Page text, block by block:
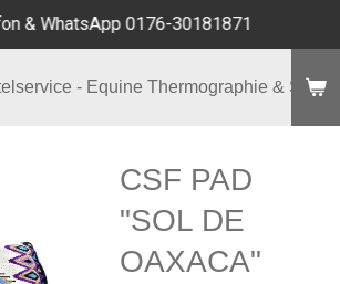
- Equine Thermographie & Shop
& WhatsApp 0176-30181871
CSF PAD
"SOL DE
OAXACA"